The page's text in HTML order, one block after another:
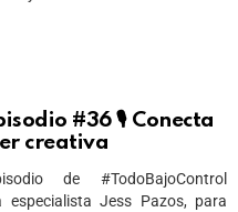
#36 🎙 Conecta
creativa
de #TodoBajoControl
especialista Jess Pazos, para